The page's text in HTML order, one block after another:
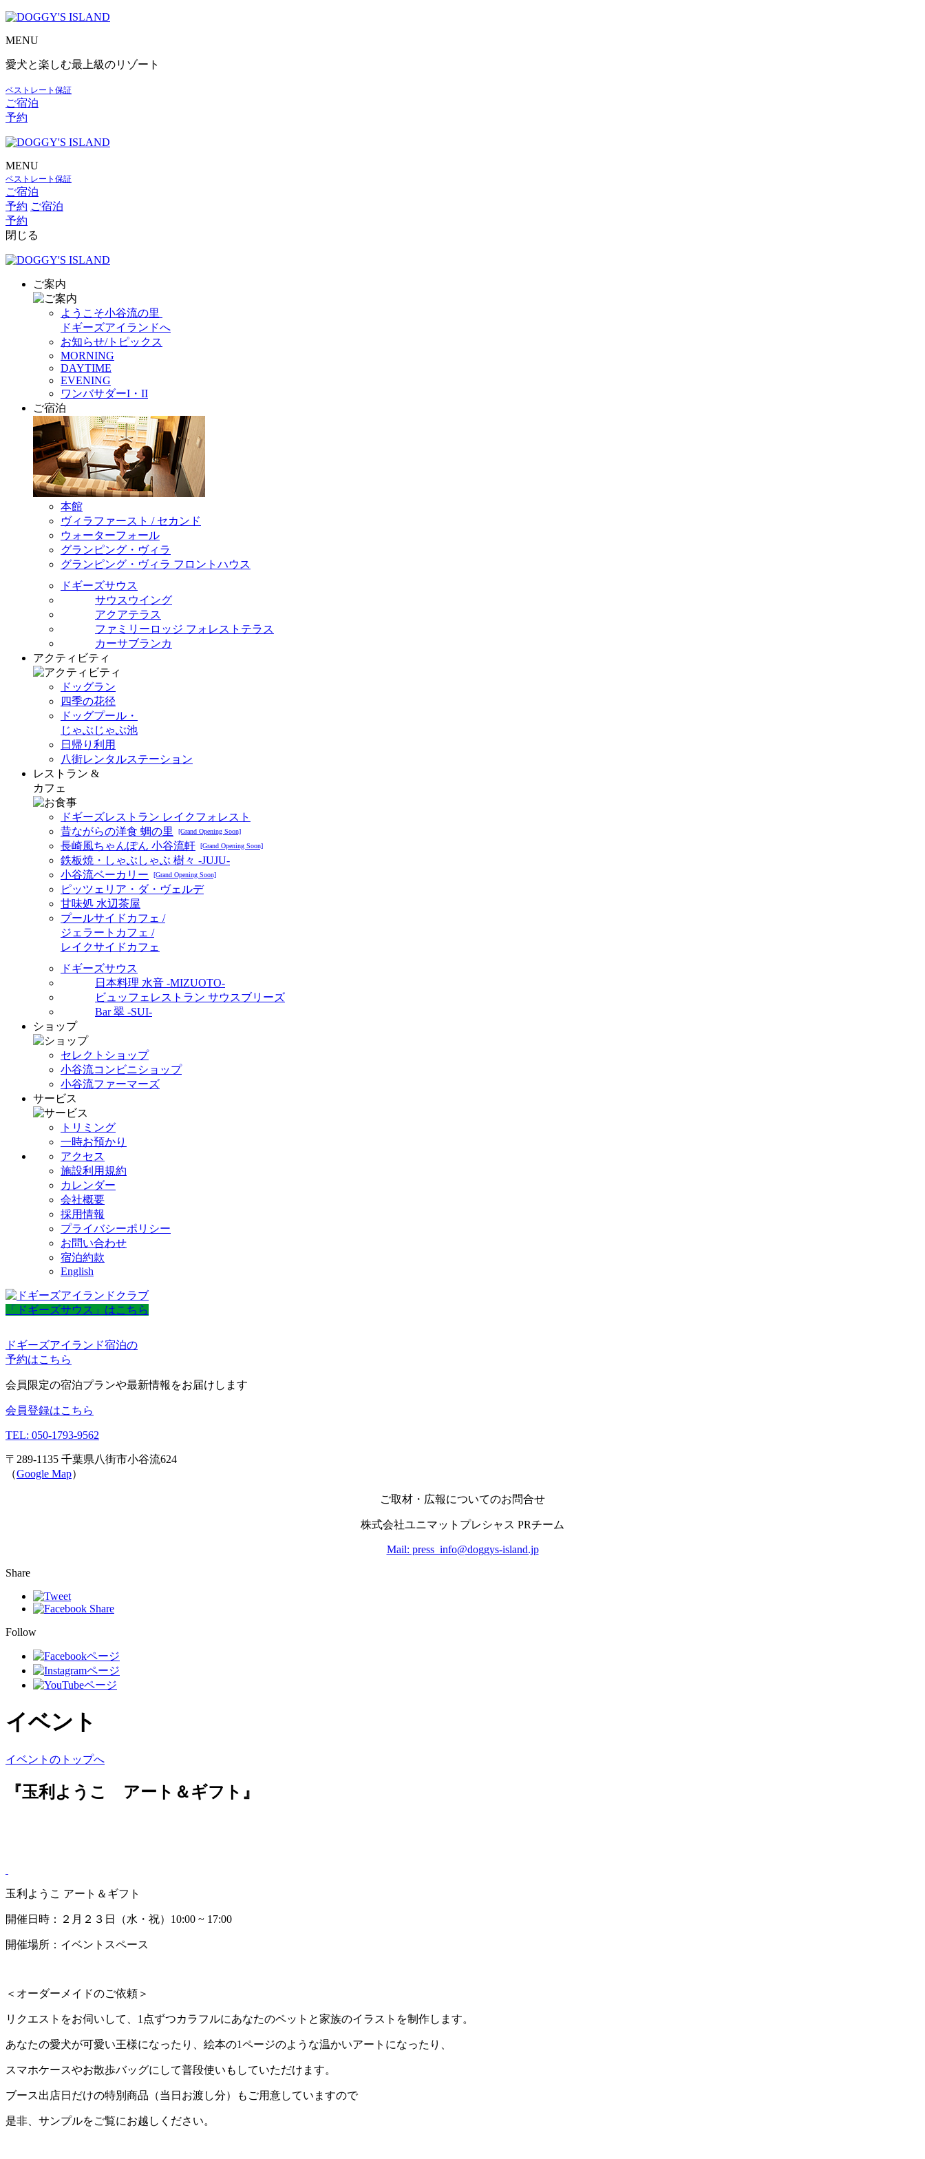
MENU
愛犬と楽しむ最上級のリゾート
ベストレート保証
ご宿泊
予約
MENU
ベストレート保証
ご宿泊
予約 ご宿泊
予約
閉じる
ご案内
ようこそ小谷流の里
ドギーズアイランドへ
お知らせ/トピックス
MORNING
DAYTIME
EVENING
ワンバサダーI・II
ご宿泊
本館
ヴィラファースト / セカンド
ウォーターフォール
グランピング・ヴィラ
グランピング・ヴィラ フロントハウス
ドギーズサウス
サウスウイング
アクアテラス
ファミリーロッジ フォレストテラス
カーサブランカ
アクティビティ
ドッグラン
四季の花径
ドッグプール・
じゃぶじゃぶ池
日帰り利用
八街レンタルステーション
レストラン &
カフェ
ドギーズレストラン レイクフォレスト
昔ながらの洋食 蜩の里
[Grand Opening Soon]
長崎風ちゃんぽん 小谷流軒 [Grand Opening Soon]
鉄板焼・しゃぶしゃぶ 樹々 -JUJU-
小谷流ベーカリー
[Grand Opening Soon]
ピッツェリア・ダ・ヴェルデ
甘味処 水辺茶屋
プールサイドカフェ /
ジェラートカフェ /
レイクサイドカフェ
ドギーズサウス
日本料理 水音 -MIZUOTO-
ビュッフェレストラン サウスブリーズ
Bar 翠 -SUI-
ショップ
セレクトショップ
小谷流コンビニショップ
小谷流ファーマーズ
サービス
トリミング
一時お預かり
アクセス
施設利用規約
カレンダー
会社概要
採用情報
プライバシーポリシー
お問い合わせ
宿泊約款
English
「ドギーズサウス」はこちら
ドギーズアイランド宿泊の
予約はこちら
会員限定の宿泊プランや最新情報をお届けします
会員登録はこちら
TEL: 050-1793-9562
〒289-1135 千葉県八街市小谷流624
（Google Map）
ご取材・広報についてのお問合せ
株式会社ユニマットプレシャス PRチーム
Mail: press_info@doggys-island.jp
Share
Follow
イベント
イベントのトップへ
『玉利ようこ アート＆ギフト』
玉利ようこ アート＆ギフト
開催日時：２月２３日（水・祝）10:00 ~ 17:00
開催場所：イベントスペース
＜オーダーメイドのご依頼＞
リクエストをお伺いして、1点ずつカラフルにあなたのペットと家族のイラストを制作します。
あなたの愛犬が可愛い王様になったり、絵本の1ページのような温かいアートになったり、
スマホケースやお散歩バッグにして普段使いもしていただけます。
ブース出店日だけの特別商品（当日お渡し分）もご用意していますので
是非、サンプルをご覧にお越しください。